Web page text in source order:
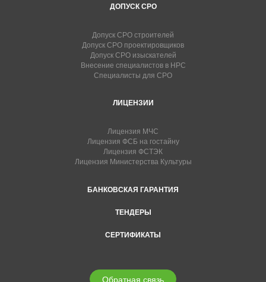
ДОПУСК СРО
Допуск СРО строителей
Допуск СРО проектировщиков
Допуск СРО изыскателей
Внесение специалистов в НРС
Специалисты для СРО
ЛИЦЕНЗИИ
Лицензия МЧС
Лицензия ФСБ на гостайну
Лицензия ФСТЭК
Лицензия Министерства Культуры
БАНКОВСКАЯ ГАРАНТИЯ
ТЕНДЕРЫ
СЕРТИФИКАТЫ
Обратная связь